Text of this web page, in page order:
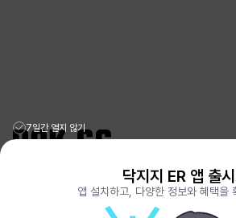
리그오브레전드 전적검색 포로지지PORO.GG
전략적팀전투 TFT 전적검색 롤체지지 LOLCHESS.GG
메이플스토리 종합통계MAPLE.GG
7일간 열지 않기
닥지지 ER 앱 출
앱 설치하고, 다양한 정보와 혜택을